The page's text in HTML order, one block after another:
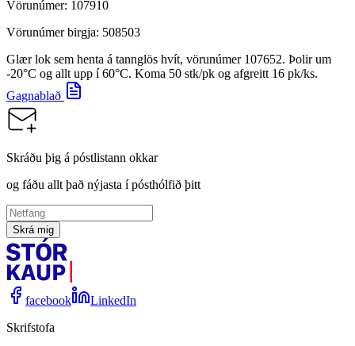
Vörunúmer: 107910
Vörunúmer birgja: 508503
Glær lok sem henta á tannglös hvít, vörunúmer 107652. Þolir um
-20°C og allt upp í 60°C. Koma 50 stk/pk og afgreitt 16 pk/ks.
Gagnablað
Skráðu þig á póstlistann okkar
og fáðu allt það nýjasta í pósthólfið þitt
Skrá mig
facebook
LinkedIn
Skrifstofa